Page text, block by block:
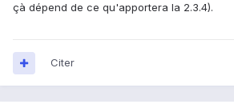
çà dépend de ce qu'apportera la 2.3.4).
Citer